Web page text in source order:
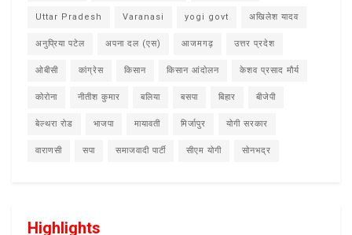
Uttar Pradesh Varanasi yogi govt अखिलेश यादव
अनुप्रिया पटेल अपना दल (एस) आजमगढ़ उत्तर प्रदेश
ओबीसी कांग्रेस किसान किसान आंदोलन केशव प्रसाद मौर्य
कोरोना नीतीश कुमार बलिया बसपा बिहार बीजेपी
बेल्थरा रोड भाजपा मायावती मिर्जापुर योगी सरकार
वाराणसी सपा समाजवादी पार्टी सीएम योगी सोनभद्र
Highlights